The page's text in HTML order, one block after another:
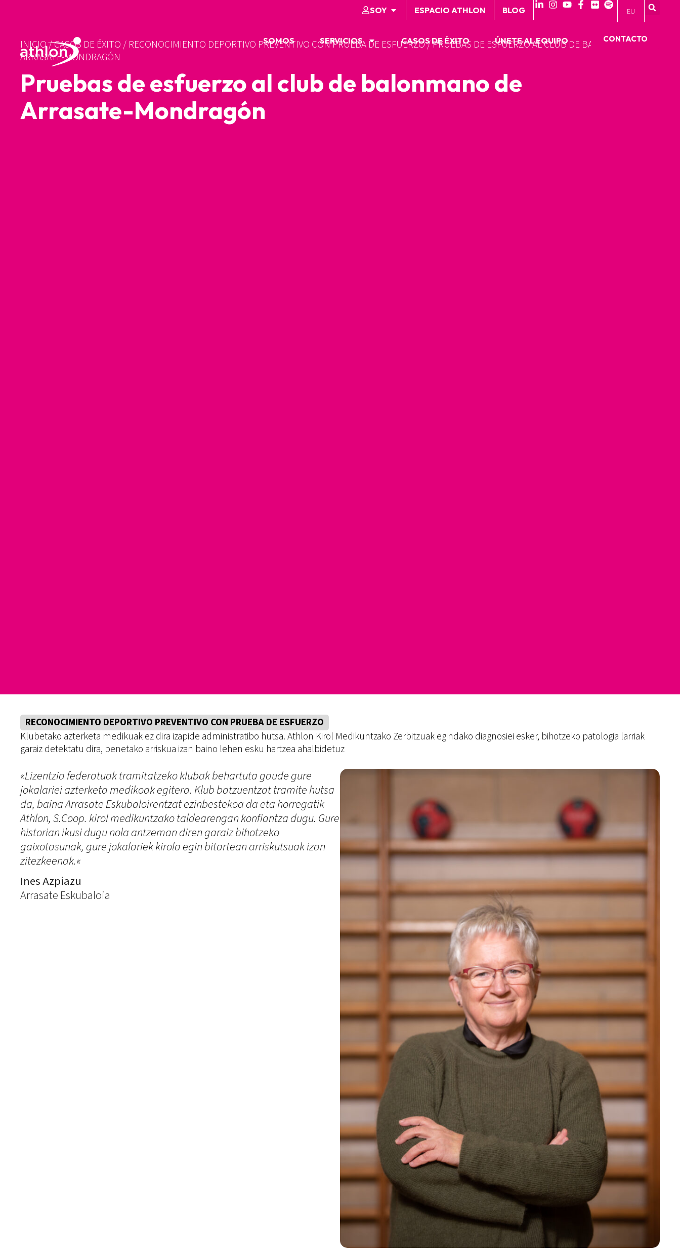
SOY ESPACIO ATHLON BLOG EU
SOMOS SERVICIOS CASOS DE ÉXITO ÚNETE AL EQUIPO CONTACTO
INICIO/CASOS DE ÉXITO/ RECONOCIMIENTO DEPORTIVO PREVENTIVO CON PRUEBA DE ESFUERZO/PRUEBAS DE ESFUERZO AL CLUB DE BALONMANO DE
ARRASATE-MONDRAGÓN
Pruebas de esfuerzo al club de balonmano de
Arrasate-Mondragón
RECONOCIMIENTO DEPORTIVO PREVENTIVO CON PRUEBA DE ESFUERZO
Klubetako azterketa medikuak ez dira izapide administratibo hutsa. Athlon Kirol Medikuntzako Zerbitzuak egindako diagnosiei esker, bihotzeko patologia larriak
garaiz detektatu dira, benetako arriskua izan baino lehen esku hartzea ahalbidetuz
«Lizentzia federatuak tramitatzeko klubak behartuta gaude gure
jokalariei azterketa medikoak egitera. Klub batzuentzat tramite hutsa
da, baina Arrasate Eskubaloirentzat ezinbestekoa da eta horregatik
Athlon, S.Coop. kirol medikuntzako taldearengan konfiantza dugu. Gure
historian ikusi dugu nola antzeman diren garaiz bihotzeko
gaixotasunak, gure jokalariek kirola egin bitartean arriskutsuak izan
zitezkeenak.«
Ines Azpiazu
Arrasate Eskubaloia